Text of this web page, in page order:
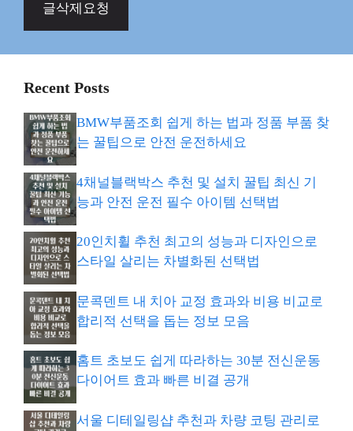
글삭제요청
Recent Posts
BMW부품조회 쉽게 하는 법과 정품 부품 찾
는 꿀팁으로 안전 운전하세요
4채널블랙박스 추천 및 설치 꿀팁 최신 기
능과 안전 운전 필수 아이템 선택법
20인치휠 추천 최고의 성능과 디자인으로
스타일 살리는 차별화된 선택법
문콕덴트 내 치아 교정 효과와 비용 비교로
합리적 선택을 돕는 정보 모음
홈트 초보도 쉽게 따라하는 30분 전신운동
다이어트 효과 빠른 비결 공개
서울 디테일링샵 추천과 차량 코팅 관리로